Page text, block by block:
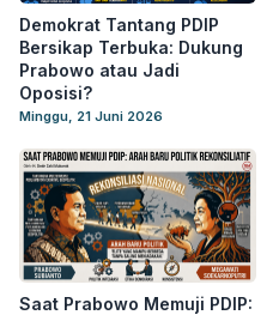
Demokrat Tantang PDIP
Bersikap Terbuka: Dukung
Prabowo atau Jadi
Oposisi?
Minggu, 21 Juni 2026
Saat Prabowo Memuji PDIP: